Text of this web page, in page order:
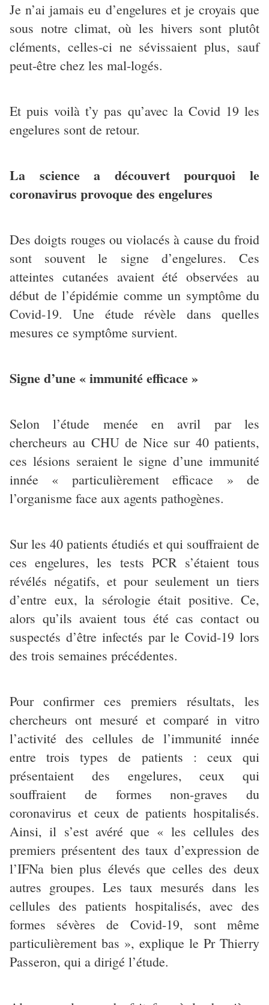
Je n’ai jamais eu d’engelures et je croyais que
sous notre climat, où les hivers sont plutôt
cléments, celles-ci ne sévissaient plus, sauf
peut-être chez les mal-logés.
Et puis voilà t’y pas qu’avec la Covid 19 les
engelures sont de retour.
La science a découvert pourquoi le
coronavirus provoque des engelures
Des doigts rouges ou violacés à cause du froid
sont souvent le signe d’engelures. Ces
atteintes cutanées avaient été observées au
début de l’épidémie comme un symptôme du
Covid-19. Une étude révèle dans quelles
mesures ce symptôme survient.
Signe d’une « immunité efficace »
Selon l’étude menée en avril par les
chercheurs au CHU de Nice sur 40 patients,
ces lésions seraient le signe d’une immunité
innée « particulièrement efficace » de
l’organisme face aux agents pathogènes.
Sur les 40 patients étudiés et qui souffraient de
ces engelures, les tests PCR s’étaient tous
révélés négatifs, et pour seulement un tiers
d’entre eux, la sérologie était positive. Ce,
alors qu’ils avaient tous été cas contact ou
suspectés d’être infectés par le Covid-19 lors
des trois semaines précédentes.
Pour confirmer ces premiers résultats, les
chercheurs ont mesuré et comparé in vitro
l’activité des cellules de l’immunité innée
entre trois types de patients : ceux qui
présentaient des engelures, ceux qui
souffraient de formes non-graves du
coronavirus et ceux de patients hospitalisés.
Ainsi, il s’est avéré que « les cellules des
premiers présentent des taux d’expression de
l’IFNa bien plus élevés que celles des deux
autres groupes. Les taux mesurés dans les
cellules des patients hospitalisés, avec des
formes sévères de Covid-19, sont même
particulièrement bas », explique le Pr Thierry
Passeron, qui a dirigé l’étude.